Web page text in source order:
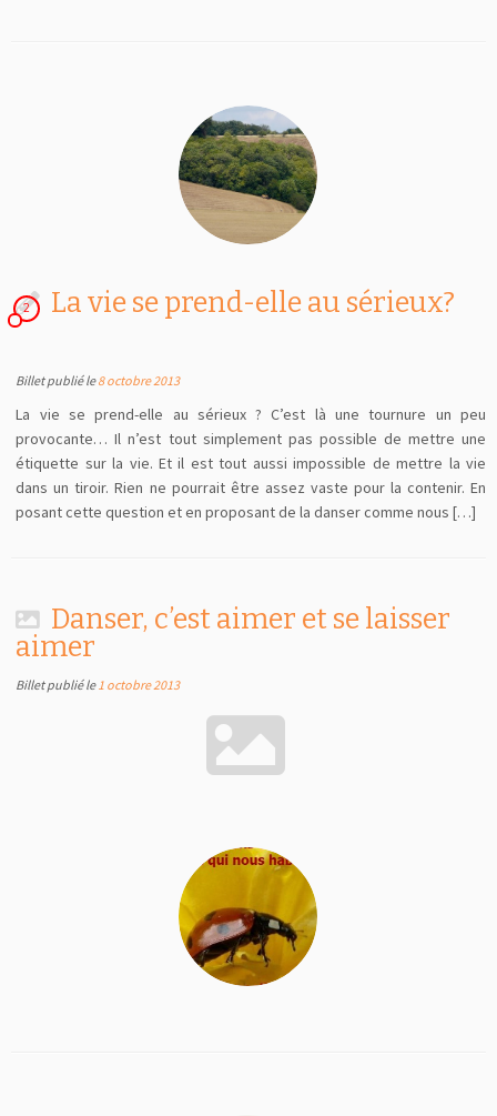
La vie se prend-elle au sérieux?
2
Billet publié le8 octobre 2013
La vie se prend-elle au sérieux ? C’est là une tournure un peu
provocante… Il n’est tout simplement pas possible de mettre une
étiquette sur la vie. Et il est tout aussi impossible de mettre la vie
dans un tiroir. Rien ne pourrait être assez vaste pour la contenir. En
posant cette question et en proposant de la danser comme nous […]
Danser, c’est aimer et se laisser
aimer
Billet publié le 1 octobre 2013